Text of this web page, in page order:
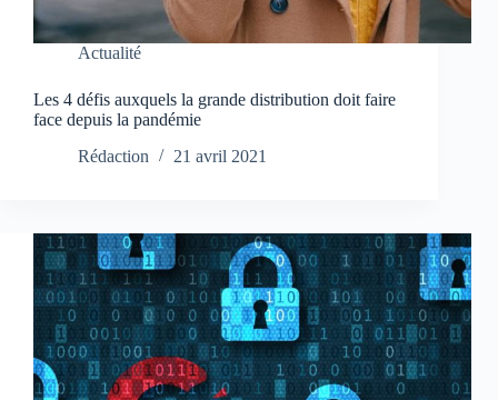
Actualité
Les 4 défis auxquels la grande distribution doit faire
face depuis la pandémie
Rédaction
21 avril 2021